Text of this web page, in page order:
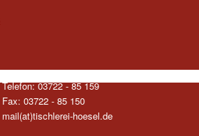
09212 Limbach-Oberfrohna
Telefon: 03722 - 85 159
Fax: 03722 - 85 150
mail(at)tischlerei-hoesel.de